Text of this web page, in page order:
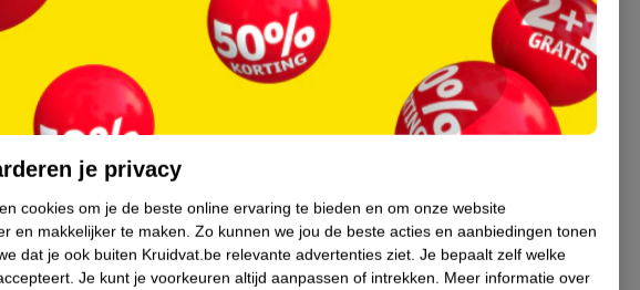
je privacy
cookies om je de beste online ervaring te bieden en om onze website
en makkelijker te maken. Zo kunnen we jou de beste acties en aanbiedingen tonen
dat je ook buiten Kruidvat.be relevante advertenties ziet. Je bepaalt zelf welke
Je kunt je voorkeuren altijd aanpassen of intrekken. Meer informatie over